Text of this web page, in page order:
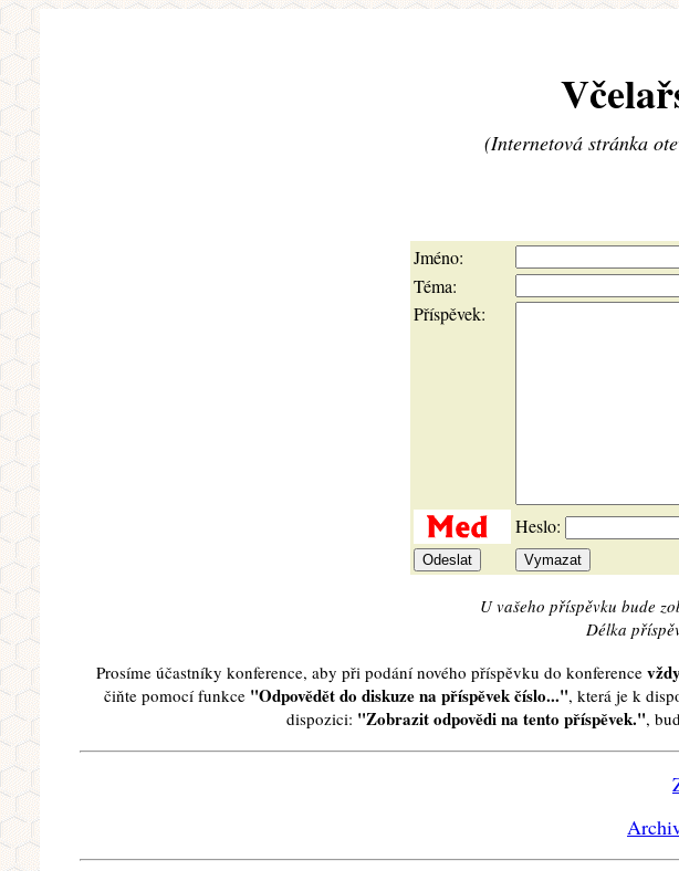
(Internetová stránka
Jméno:
Téma:
Příspěvek:
Heslo:
U vašeho příspěvku bude
Délka
Prosíme účastníky konference, aby při podání nového příspěvku do konference
čiňte pomocí funkce "Odpovědět do diskuze na příspěvek číslo...", která je k
dispozici: "Zobrazit odpovědi na tento příspěvek.",